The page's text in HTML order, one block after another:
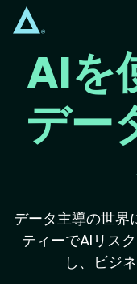
AIを
デー
データ主導の世界
ティーでAIリス
し、ビジ